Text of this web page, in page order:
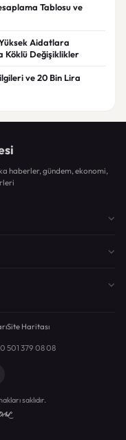
Tablosu ve
Aidatlara
Köklü Değişiklikler
ve 20 Bin Lira
haberler, gündem, ekonomi,
Site Haritası
501 379 08 08
saklıdır.